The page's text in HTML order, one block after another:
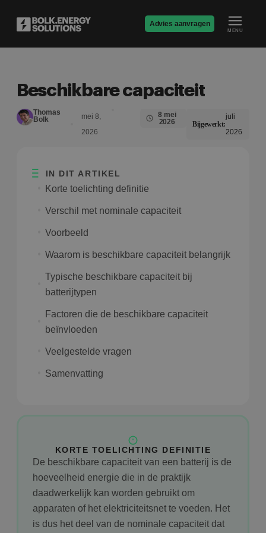
Advies aanvragen
MENU
Beschikbare capaciteit
Thomas
Bolk
mei 8,
2026
8 mei
2026
Bijgewerkt:
juli
2026
IN DIT ARTIKEL
Korte toelichting definitie
Verschil met nominale capaciteit
Voorbeeld
Waarom is beschikbare capaciteit belangrijk
Typische beschikbare capaciteit bij
batterijtypen
Factoren die de beschikbare capaciteit
beïnvloeden
Veelgestelde vragen
Samenvatting
KORTE TOELICHTING DEFINITIE
De beschikbare capaciteit van een batterij is de
hoeveelheid energie die in de praktijk
daadwerkelijk kan worden gebruikt om
apparaten of het elektriciteitsnet te voeden. Het
is dus het deel van de nominale capaciteit dat